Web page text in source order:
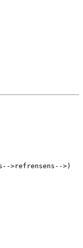
>refrensens-->)